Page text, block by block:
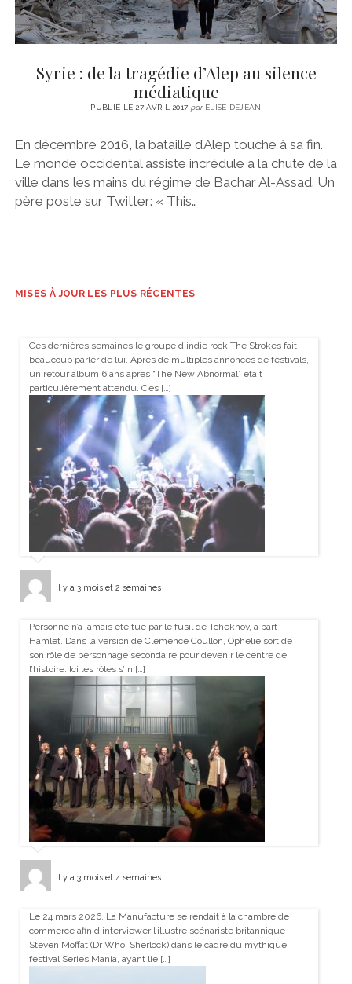
Syrie : de la tragédie d’Alep au silence
médiatique
PUBLIÉ LE 27 AVRIL 2017 parELISE DEJEAN
En décembre 2016, la bataille d’Alep touche à sa fin.
Le monde occidental assiste incrédule à la chute de la
ville dans les mains du régime de Bachar Al-Assad. Un
père poste sur Twitter: « This…
MISES À JOUR LES PLUS RÉCENTES
Ces dernières semaines le groupe d’indie rock The Strokes fait
beaucoup parler de lui. Après de multiples annonces de festivals,
un retour album 6 ans après “The New Abnormal” était
particulièrement attendu. C’es […]
il y a 3 mois et 2 semaines
Personne n’a jamais été tué par le fusil de Tchekhov, à part
Hamlet. Dans la version de Clémence Coullon, Ophélie sort de
son rôle de personnage secondaire pour devenir le centre de
l’histoire. Ici les rôles s’in […]
il y a 3 mois et 4 semaines
Le 24 mars 2026, La Manufacture se rendait à la chambre de
commerce afin d’interviewer l’illustre scénariste britannique
Steven Moffat (Dr Who, Sherlock) dans le cadre du mythique
festival Series Mania, ayant lie […]